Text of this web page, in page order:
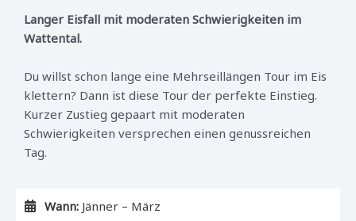
Langer Eisfall mit moderaten Schwierigkeiten im
Wattental.
Du willst schon lange eine Mehrseillängen Tour im Eis
klettern? Dann ist diese Tour der perfekte Einstieg.
Kurzer Zustieg gepaart mit moderaten
Schwierigkeiten versprechen einen genussreichen
Tag.
Wann: Jänner – März